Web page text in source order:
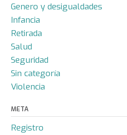
Genero y desigualdades
Infancia
Retirada
Salud
Seguridad
Sin categoría
Violencia
META
Registro